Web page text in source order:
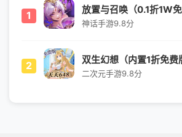
1 放置与召唤（0.1折1W免
神话手游9.8分
2 双生幻想（内置1折免费
二次元手游9.8分